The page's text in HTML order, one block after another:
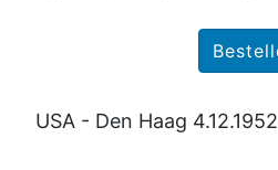
USA - Den Haag 4.12.1952